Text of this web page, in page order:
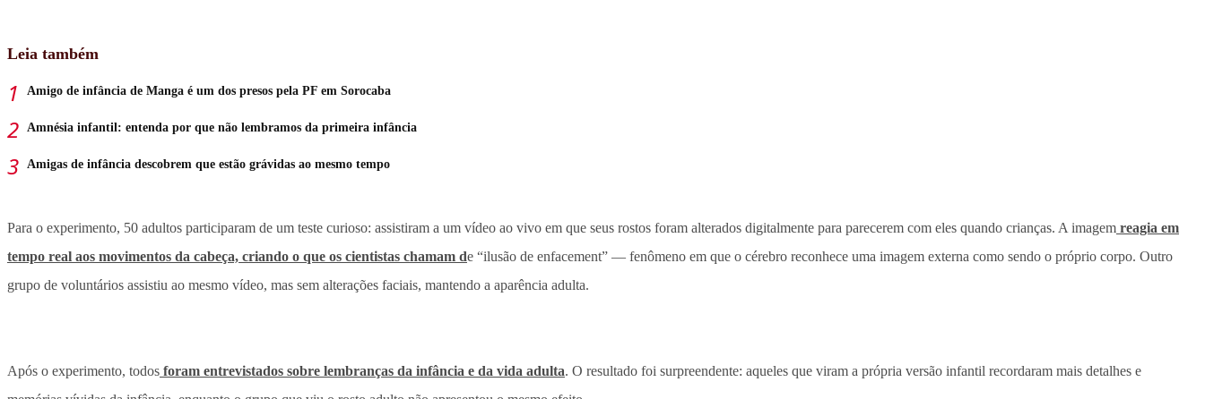
Leia também
Amigo de infância de Manga é um dos presos pela PF em Sorocaba
Amnésia infantil: entenda por que não lembramos da primeira infância
Amigas de infância descobrem que estão grávidas ao mesmo tempo
Para o experimento, 50 adultos participaram de um teste curioso: assistiram a um vídeo ao vivo em que seus rostos foram alterados digitalmente para parecerem com eles quando crianças. A imagem reagia em
tempo real aos movimentos da cabeça, criando o que os cientistas chamam de “ilusão de enfacement” — fenômeno em que o cérebro reconhece uma imagem externa como sendo o próprio corpo. Outro
grupo de voluntários assistiu ao mesmo vídeo, mas sem alterações faciais, mantendo a aparência adulta.
Após o experimento, todos foram entrevistados sobre lembranças da infância e da vida adulta. O resultado foi surpreendente: aqueles que viram a própria versão infantil recordaram mais detalhes e